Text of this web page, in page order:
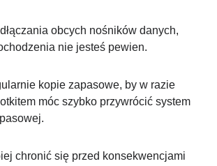
obcych nośników danych,
nie jesteś pewien.
kopie zapasowe, by w razie
móc szybko przywrócić system
chronić się przed konsekwencjami